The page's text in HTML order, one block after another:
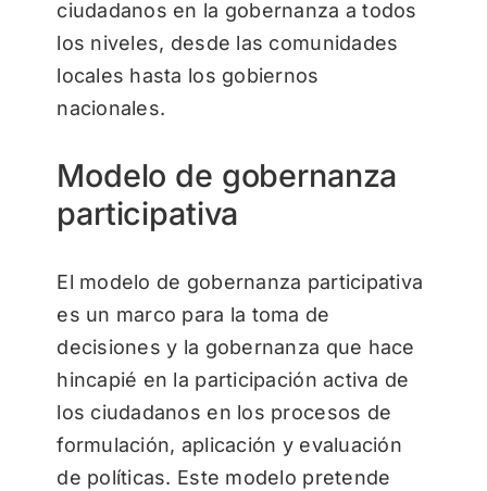
ciudadanos en la gobernanza a todos
los niveles, desde las comunidades
locales hasta los gobiernos
nacionales.
Modelo de gobernanza
participativa
El modelo de gobernanza participativa
es un marco para la toma de
decisiones y la gobernanza que hace
hincapié en la participación activa de
los ciudadanos en los procesos de
formulación, aplicación y evaluación
de políticas. Este modelo pretende